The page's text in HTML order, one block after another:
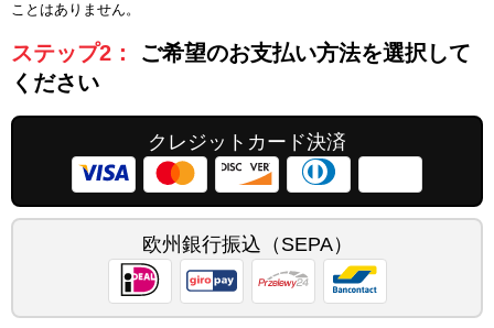
ことはありません。
ステップ2：
ご希望のお支払い方法を選択して
ください
クレジットカード決済
欧州銀行振込（SEPA）